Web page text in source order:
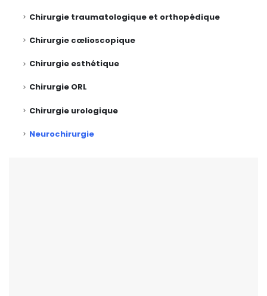
Chirurgie traumatologique et orthopédique
Chirurgie cœlioscopique
Chirurgie esthétique
Chirurgie ORL
Chirurgie urologique
Neurochirurgie